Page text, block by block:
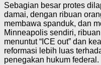
Sebagian besar protes
damai, dengan ribuan
membawa spanduk, dan
Minneapolis sendiri,
menuntut “ICE out” dan
reformasi lebih luas
penegakan hukum federal.